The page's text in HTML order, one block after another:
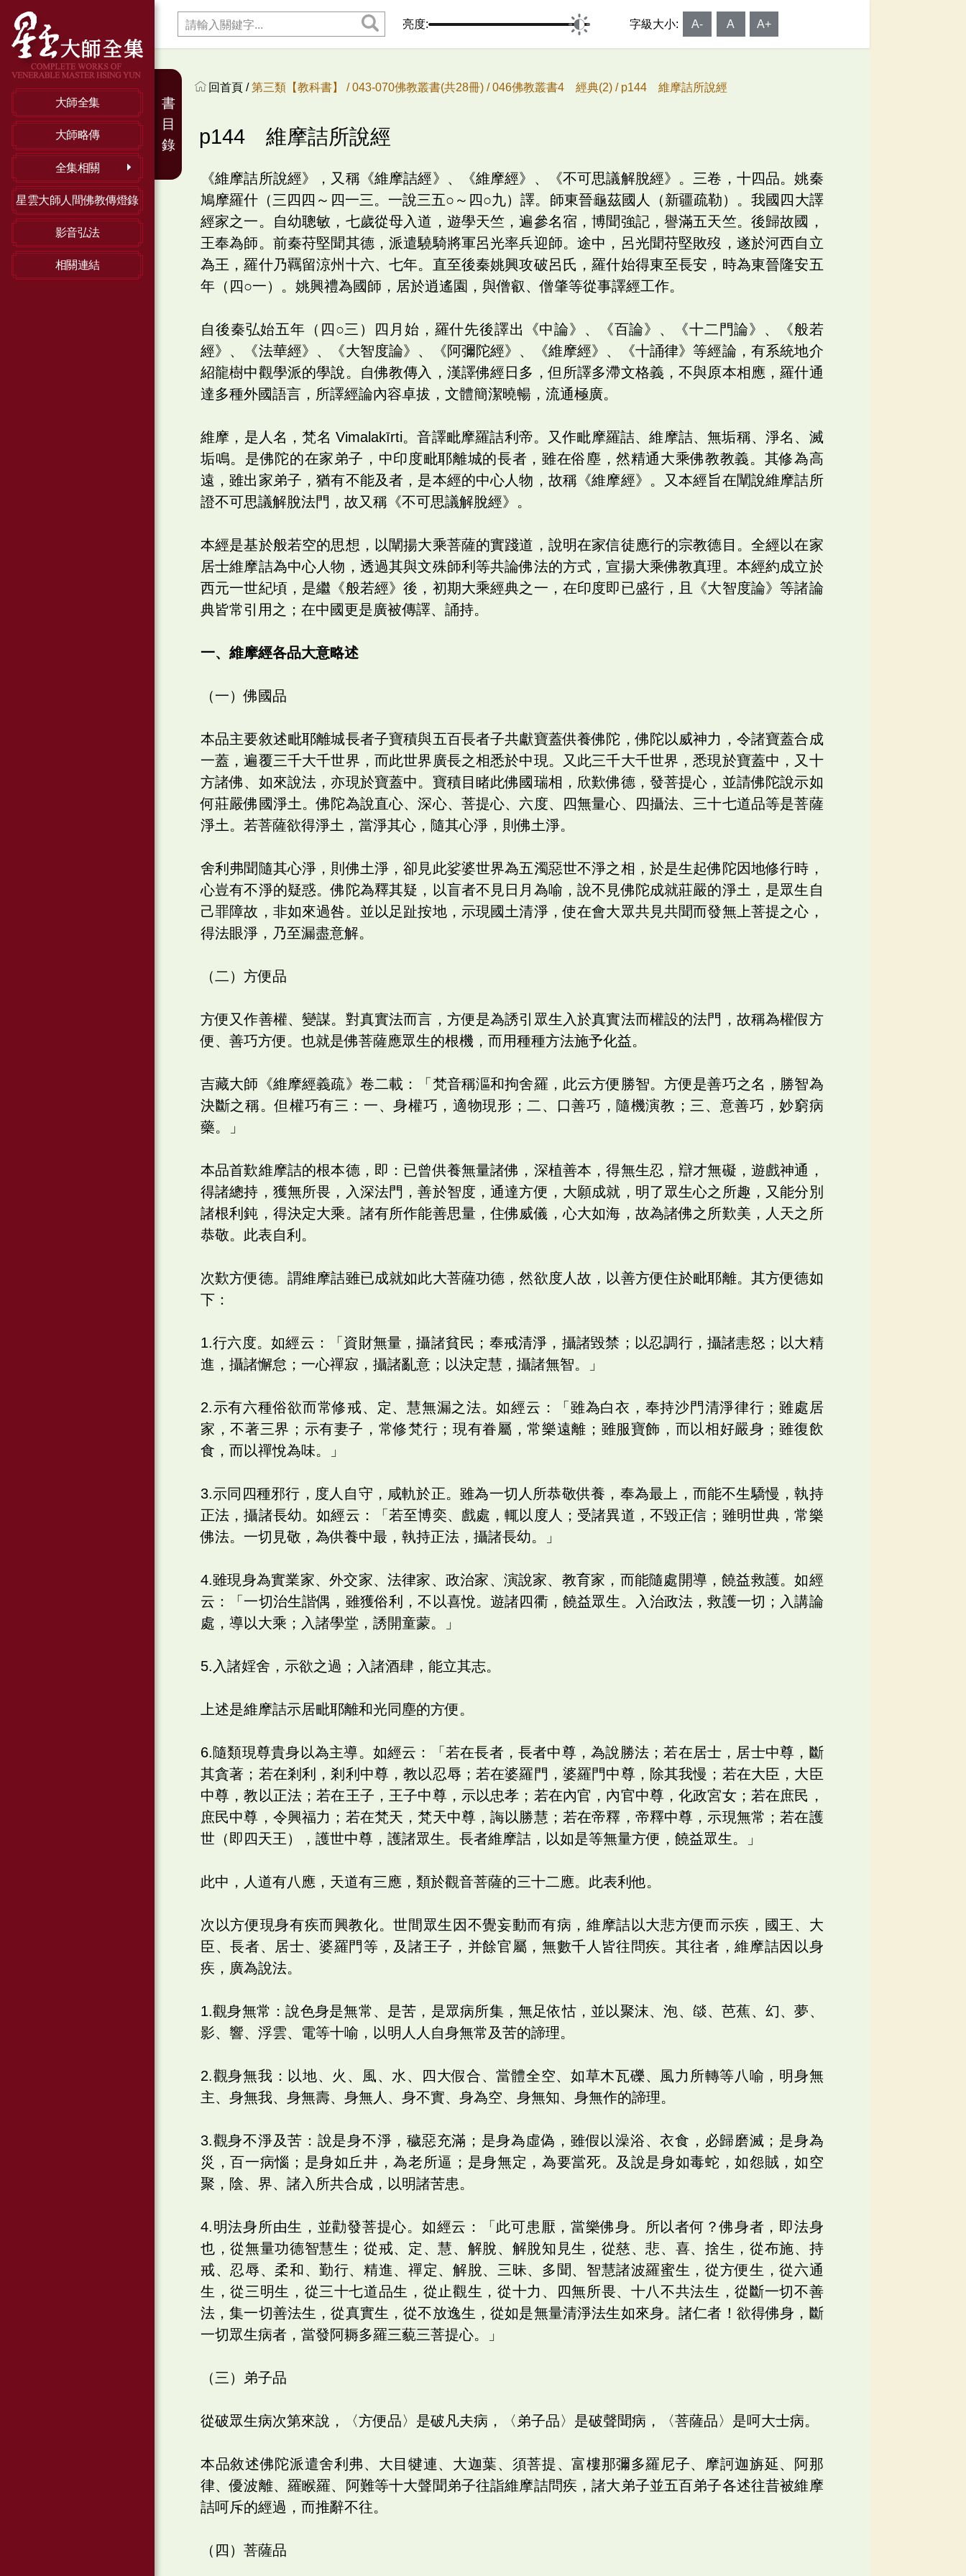
大師全集
大師略傳
全集相關
星雲大師人間佛教傳燈錄
影音弘法
相關連結
亮度: 字級大小: A- A A+
回首頁 /第三類【教科書】 /043-070佛教叢書(共28冊) /046佛教叢書4 經典(2) / p144 維摩詰所說經
p144 維摩詰所說經
《維摩詰所說經》，又稱《維摩詰經》、《維摩經》、《不可思議解脫經》。三卷，十四品。姚秦
鳩摩羅什（三四四～四一三。一說三五○～四○九）譯。師東晉龜茲國人（新疆疏勒）。我國四大譯
經家之一。自幼聰敏，七歲從母入道，遊學天竺，遍參名宿，博聞強記，譽滿五天竺。後歸故國，
王奉為師。前秦苻堅聞其德，派遣驍騎將軍呂光率兵迎師。途中，呂光聞苻堅敗歿，遂於河西自立
為王，羅什乃羈留涼州十六、七年。直至後秦姚興攻破呂氏，羅什始得東至長安，時為東晉隆安五
年（四○一）。姚興禮為國師，居於逍遙園，與僧叡、僧肇等從事譯經工作。
自後秦弘始五年（四○三）四月始，羅什先後譯出《中論》、《百論》、《十二門論》、《般若
經》、《法華經》、《大智度論》、《阿彌陀經》、《維摩經》、《十誦律》等經論，有系統地介
紹龍樹中觀學派的學說。自佛教傳入，漢譯佛經日多，但所譯多滯文格義，不與原本相應，羅什通
達多種外國語言，所譯經論內容卓拔，文體簡潔曉暢，流通極廣。
維摩，是人名，梵名‭ ‬Vimalakīrti。音譯毗摩羅詰利帝。又作毗摩羅詰、維摩詰、無垢稱、淨名、滅
垢鳴。是佛陀的在家弟子，中印度毗耶離城的長者，雖在俗塵，然精通大乘佛教教義。其修為高
遠，雖出家弟子，猶有不能及者，是本經的中心人物，故稱《維摩經》。又本經旨在闡說維摩詰所
證不可思議解脫法門，故又稱《不可思議解脫經》。
本經是基於般若空的思想，以闡揚大乘菩薩的實踐道，說明在家信徒應行的宗教德目。全經以在家
居士維摩詰為中心人物，透過其與文殊師利等共論佛法的方式，宣揚大乘佛教真理。本經約成立於
西元一世紀頃，是繼《般若經》後，初期大乘經典之一，在印度即已盛行，且《大智度論》等諸論
典皆常引用之；在中國更是廣被傳譯、誦持。
一、維摩經各品大意略述
（一）佛國品
本品主要敘述毗耶離城長者子寶積與五百長者子共獻寶蓋供養佛陀，佛陀以威神力，令諸寶蓋合成
一蓋，遍覆三千大千世界，而此世界廣長之相悉於中現。又此三千大千世界，悉現於寶蓋中，又十
方諸佛、如來說法，亦現於寶蓋中。寶積目睹此佛國瑞相，欣歎佛德，發菩提心，並請佛陀說示如
何莊嚴佛國淨土。佛陀為說直心、深心、菩提心、六度、四無量心、四攝法、三十七道品等是菩薩
淨土。若菩薩欲得淨土，當淨其心，隨其心淨，則佛土淨。
舍利弗聞隨其心淨，則佛土淨，卻見此娑婆世界為五濁惡世不淨之相，於是生起佛陀因地修行時，
心豈有不淨的疑惑。佛陀為釋其疑，以盲者不見日月為喻，說不見佛陀成就莊嚴的淨土，是眾生自
己罪障故，非如來過咎。並以足趾按地，示現國土清淨，使在會大眾共見共聞而發無上菩提之心，
得法眼淨，乃至漏盡意解。
（二）方便品
方便又作善權、變謀。對真實法而言，方便是為誘引眾生入於真實法而權設的法門，故稱為權假方
便、善巧方便。也就是佛菩薩應眾生的根機，而用種種方法施予化益。
吉藏大師《維摩經義疏》卷二載：「梵音稱漚和拘舍羅，此云方便勝智。方便是善巧之名，勝智為
決斷之稱。但權巧有三：一、身權巧，適物現形；二、口善巧，隨機演教；三、意善巧，妙窮病
藥。」
本品首歎維摩詰的根本德，即：已曾供養無量諸佛，深植善本，得無生忍，辯才無礙，遊戲神通，
得諸總持，獲無所畏，入深法門，善於智度，通達方便，大願成就，明了眾生心之所趣，又能分別
諸根利鈍，得決定大乘。諸有所作能善思量，住佛威儀，心大如海，故為諸佛之所歎美，人天之所
恭敬。此表自利。
次歎方便德。謂維摩詰雖已成就如此大菩薩功德，然欲度人故，以善方便住於毗耶離。其方便德如
下：
1.行六度。如經云：「資財無量，攝諸貧民；奉戒清淨，攝諸毀禁；以忍調行，攝諸恚怒；以大精
進，攝諸懈怠；一心禪寂，攝諸亂意；以決定慧，攝諸無智。」
2.示有六種俗欲而常修戒、定、慧無漏之法。如經云：「雖為白衣，奉持沙門清淨律行；雖處居
家，不著三界；示有妻子，常修梵行；現有眷屬，常樂遠離；雖服寶飾，而以相好嚴身；雖復飲
食，而以禪悅為味。」
3.示同四種邪行，度人自守，咸軌於正。雖為一切人所恭敬供養，奉為最上，而能不生驕慢，執持
正法，攝諸長幼。如經云：「若至博奕、戲處，輒以度人；受諸異道，不毀正信；雖明世典，常樂
佛法。一切見敬，為供養中最，執持正法，攝諸長幼。」
4.雖現身為實業家、外交家、法律家、政治家、演說家、教育家，而能隨處開導，饒益救護。如經
云：「一切治生諧偶，雖獲俗利，不以喜悅。遊諸四衢，饒益眾生。入治政法，救護一切；入講論
處，導以大乘；入諸學堂，誘開童蒙。」
5.入諸婬舍，示欲之過；入諸酒肆，能立其志。
上述是維摩詰示居毗耶離和光同塵的方便。
6.隨類現尊貴身以為主導。如經云：「若在長者，長者中尊，為說勝法；若在居士，居士中尊，斷
其貪著；若在剎利，剎利中尊，教以忍辱；若在婆羅門，婆羅門中尊，除其我慢；若在大臣，大臣
中尊，教以正法；若在王子，王子中尊，示以忠孝；若在內官，內官中尊，化政宮女；若在庶民，
庶民中尊，令興福力；若在梵天，梵天中尊，誨以勝慧；若在帝釋，帝釋中尊，示現無常；若在護
世（即四天王），護世中尊，護諸眾生。長者維摩詰，以如是等無量方便，饒益眾生。」
此中，人道有八應，天道有三應，類於觀音菩薩的三十二應。此表利他。
次以方便現身有疾而興教化。世間眾生因不覺妄動而有病，維摩詰以大悲方便而示疾，國王、大
臣、長者、居士、婆羅門等，及諸王子，并餘官屬，無數千人皆往問疾。其往者，維摩詰因以身
疾，廣為說法。
1.觀身無常：說色身是無常、是苦，是眾病所集，無足依怙，並以聚沫、泡、燄、芭蕉、幻、夢、
影、響、浮雲、電等十喻，以明人人自身無常及苦的諦理。
2.觀身無我：以地、火、風、水、四大假合、當體全空、如草木瓦礫、風力所轉等八喻，明身無
主、身無我、身無壽、身無人、身不實、身為空、身無知、身無作的諦理。
3.觀身不淨及苦：說是身不淨，穢惡充滿；是身為虛偽，雖假以澡浴、衣食，必歸磨滅；是身為
災，百一病惱；是身如丘井，為老所逼；是身無定，為要當死。及說是身如毒蛇，如怨賊，如空
聚，陰、界、諸入所共合成，以明諸苦患。
4.明法身所由生，並勸發菩提心。如經云：「此可患厭，當樂佛身。所以者何？佛身者，即法身
也，從無量功德智慧生；從戒、定、慧、解脫、解脫知見生，從慈、悲、喜、捨生，從布施、持
戒、忍辱、柔和、勤行、精進、禪定、解脫、三昧、多聞、智慧諸波羅蜜生，從方便生，從六通
生，從三明生，從三十七道品生，從止觀生，從十力、四無所畏、十八不共法生，從斷一切不善
法，集一切善法生，從真實生，從不放逸生，從如是無量清淨法生如來身。諸仁者！欲得佛身，斷
一切眾生病者，當發阿耨多羅三藐三菩提心。」
（三）弟子品
從破眾生病次第來說，〈方便品〉是破凡夫病，〈弟子品〉是破聲聞病，〈菩薩品〉是呵大士病。
本品敘述佛陀派遣舍利弗、大目犍連、大迦葉、須菩提、富樓那彌多羅尼子、摩訶迦旃延、阿那
律、優波離、羅睺羅、阿難等十大聲聞弟子往詣維摩詰問疾，諸大弟子並五百弟子各述往昔被維摩
詰呵斥的經過，而推辭不往。
（四）菩薩品
書
目
錄